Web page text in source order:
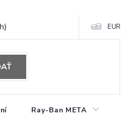
EUR
Ray-Ban META